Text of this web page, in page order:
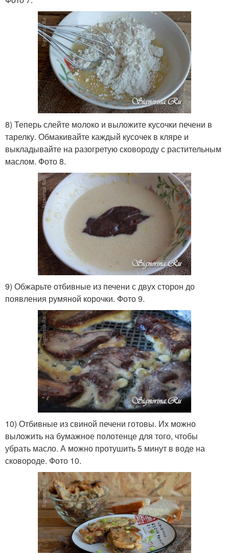
8) Теперь слейте молоко и выложите кусочки печени в
тарелку. Обмакивайте каждый кусочек в кляре и
выкладывайте на разогретую сковороду с растительным
маслом. Фото 8.
9) Обжарьте отбивные из печени с двух сторон до
появления румяной корочки. Фото 9.
10) Отбивные из свиной печени готовы. Их можно
выложить на бумажное полотенце для того, чтобы
убрать масло. А можно протушить 5 минут в воде на
сковороде. Фото 10.